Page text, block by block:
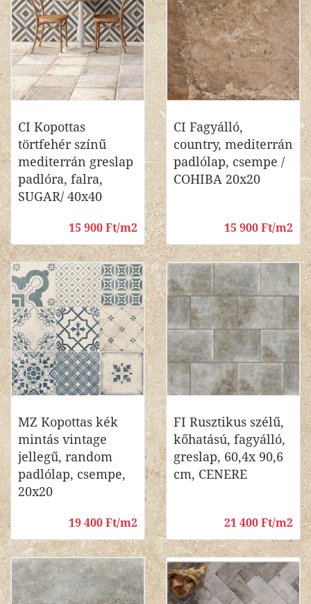
CI Kopottas
törtfehér színű
mediterrán greslap
padlóra, falra,
SUGAR/ 40x40
15 900 Ft/m2
CI Fagyálló,
country, mediterrán
padlólap, csempe /
COHIBA 20x20
15 900 Ft/m2
MZ Kopottas kék
mintás vintage
jellegű, random
padlólap, csempe,
20x20
19 400 Ft/m2
FI Rusztikus szélű,
kőhatású, fagyálló,
greslap, 60,4x 90,6
cm, CENERE
21 400 Ft/m2